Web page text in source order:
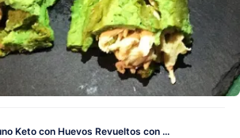
Keto con Huevos Revueltos con ...